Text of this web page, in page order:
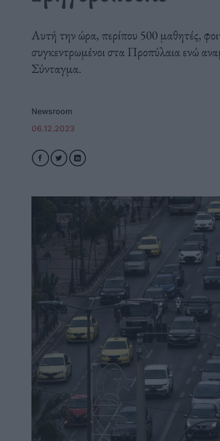
Αυτή την ώρα, περίπου 500 μαθητές,
συγκεντρωμένοι στα Προπύλαια ενώ
Σύνταγμα.
Newsroom
06.12.2023